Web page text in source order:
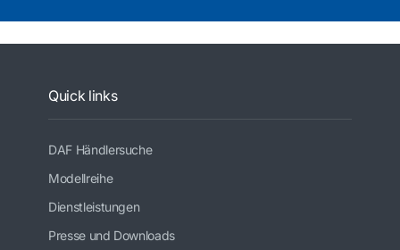
Quick links
DAF Händlersuche
Modellreihe
Dienstleistungen
Presse und Downloads